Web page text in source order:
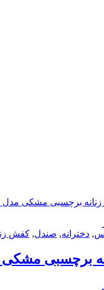
, صندل ,کفش زنانه,کفش
مشکی مدل 777